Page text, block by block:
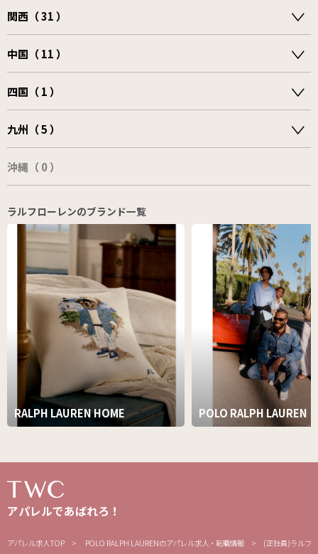
関西（ 31 ）
中国（ 11 ）
四国（ 1 ）
九州（ 5 ）
沖縄（ 0 ）
ラルフローレンのブランド一覧
RALPH LAUREN HOME POLO RALPH LAUREN
アパレルであばれろ！
アパレル求人TOP POLO RALPH LAURENのアパレル求人・転職情報 (正社員)ラルフ